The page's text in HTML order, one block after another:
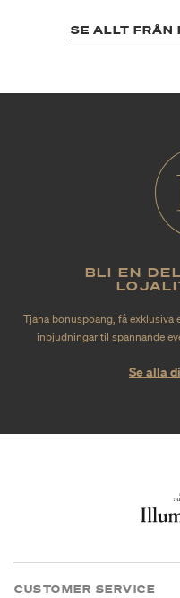
SE ALLT FRÅN
BLI EN
Tjäna bonuspoäng, få
inbjudningar til spännande
Se alla
CUSTOMER SERVICE